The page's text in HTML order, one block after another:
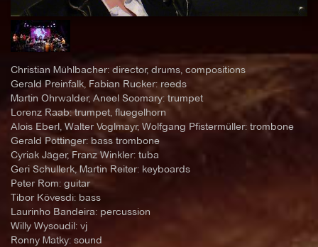
Christian Mühlbacher: director, drums, compositions
Gerald Preinfalk, Fabian Rucker: reeds
Martin Ohrwalder, Aneel Soomary: trumpet
Lorenz Raab: trumpet, fluegelhorn
Alois Eberl, Walter Voglmayr, Wolfgang Pfistermüller: trombone
Gerald Pöttinger: bass trombone
Cyriak Jäger, Franz Winkler: tuba
Geri Schullerk, Martin Reiter: keyboards
Peter Rom: guitar
Tibor Kövesdi: bass
Laurinho Bandeira: percussion
Willy Wysoudil: vj
Ronny Matky: sound